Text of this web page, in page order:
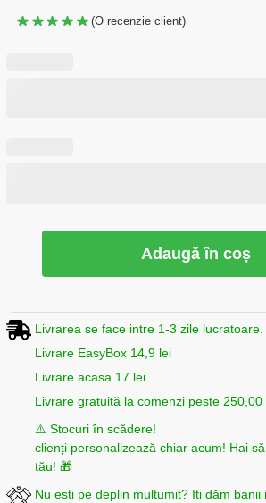
(O recenzie client)
Adaugă în coș
Livrarea se face intre 1-3 zile lucratoare.
Livrare EasyBox 14,9 lei
Livrare acasa 17 lei
Livrare gratuită la comenzi peste 250,00
⚠️ Stocuri în scădere!
clienți personalizează chiar acum! Hai
tău! 🎁
Nu esti pe deplin multumit? Iti dăm banii